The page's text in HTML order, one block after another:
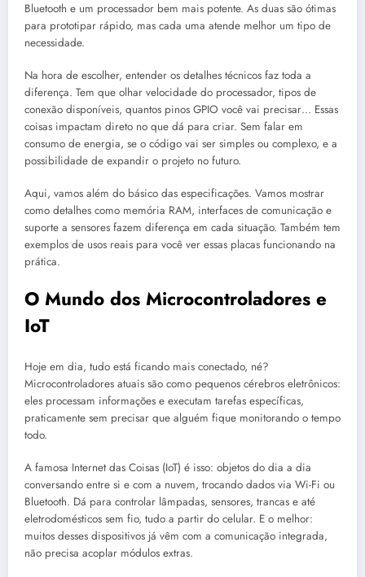
Bluetooth e um processador bem mais potente. As duas são ótimas
para prototipar rápido, mas cada uma atende melhor um tipo de
necessidade.
Na hora de escolher, entender os detalhes técnicos faz toda a
diferença. Tem que olhar velocidade do processador, tipos de
conexão disponíveis, quantos pinos GPIO você vai precisar… Essas
coisas impactam direto no que dá para criar. Sem falar em
consumo de energia, se o código vai ser simples ou complexo, e a
possibilidade de expandir o projeto no futuro.
Aqui, vamos além do básico das especificações. Vamos mostrar
como detalhes como memória RAM, interfaces de comunicação e
suporte a sensores fazem diferença em cada situação. Também tem
exemplos de usos reais para você ver essas placas funcionando na
prática.
O Mundo dos Microcontroladores e
IoT
Hoje em dia, tudo está ficando mais conectado, né?
Microcontroladores atuais são como pequenos cérebros eletrônicos:
eles processam informações e executam tarefas específicas,
praticamente sem precisar que alguém fique monitorando o tempo
todo.
A famosa Internet das Coisas (IoT) é isso: objetos do dia a dia
conversando entre si e com a nuvem, trocando dados via Wi-Fi ou
Bluetooth. Dá para controlar lâmpadas, sensores, trancas e até
eletrodomésticos sem fio, tudo a partir do celular. E o melhor:
muitos desses dispositivos já vêm com a comunicação integrada,
não precisa acoplar módulos extras.